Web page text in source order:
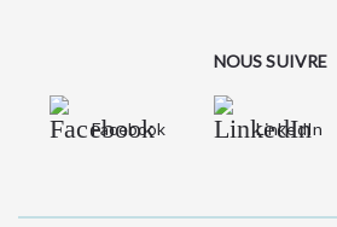
NOUS SUIVRE
Facebook LinkedIn